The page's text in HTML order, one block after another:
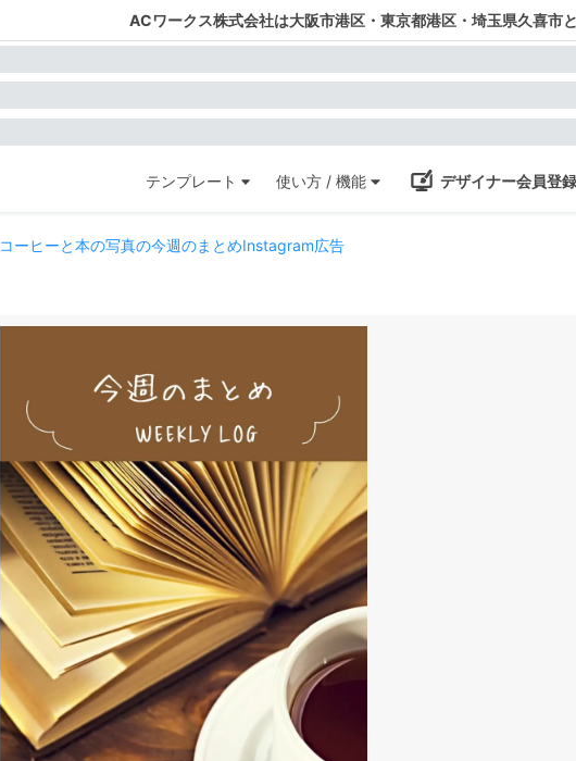
ACワークス株式会社は大阪市港区・東京都港区・埼玉県久喜市
テンプレート 使い方 / 機能 デザイナー会員登録
コーヒーと本の写真の今週のまとめInstagram広告